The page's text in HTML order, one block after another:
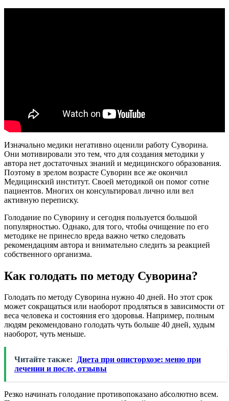
Изначально медики негативно оценили работу Суворина.
Они мотивировали это тем, что для создания методики у
автора нет достаточных знаний и медицинского образования.
Поэтому в зрелом возрасте Суворин все же окончил
Медицинский институт. Своей методикой он помог сотне
пациентов. Многих он консультировал лично или вел
активную переписку.
Голодание по Суворину и сегодня пользуется большой
популярностью. Однако, для того, чтобы очищение по его
методике не принесло вреда важно четко следовать
рекомендациям автора и внимательно следить за реакцией
собственного организма.
Как голодать по методу Суворина?
Голодать по методу Суворина нужно 40 дней. Но этот срок
может сокращаться или наоборот продляться в зависимости от
веса человека и состояния его здоровья. Например, полным
людям рекомендовано голодать чуть больше 40 дней, худым
наоборот, чуть меньше.
Читайте также: Диета при описторхозе: меню при
лечении и после, отзывы
Резко начинать голодание противопоказано абсолютно всем.